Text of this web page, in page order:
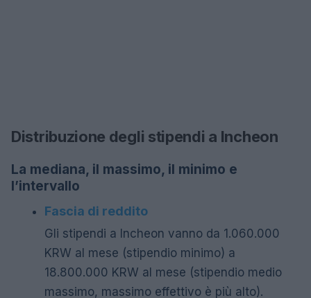
Distribuzione degli stipendi a Incheon
La mediana, il massimo, il minimo e
l’intervallo
Fascia di reddito
Gli stipendi a Incheon vanno da 1.060.000
KRW al mese (stipendio minimo) a
18.800.000 KRW al mese (stipendio medio
massimo, massimo effettivo è più alto).